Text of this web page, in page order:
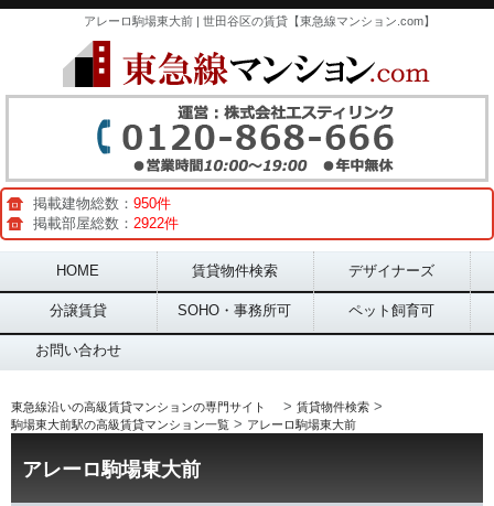
アレーロ駒場東大前 | 世田谷区の賃貸【東急線マンション.com】
掲載建物総数： 950件
掲載部屋総数： 2922件
Main menu
HOME 賃貸物件検索 デザイナーズ
分譲賃貸 SOHO・事務所可 ペット飼育可
お問い合わせ
東急線沿いの高級賃貸マンションの専門サイト > 賃貸物件検索 >
駒場東大前駅の高級賃貸マンション一覧 > アレーロ駒場東大前
アレーロ駒場東大前